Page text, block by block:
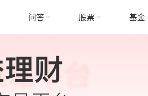
问答 股票 基金